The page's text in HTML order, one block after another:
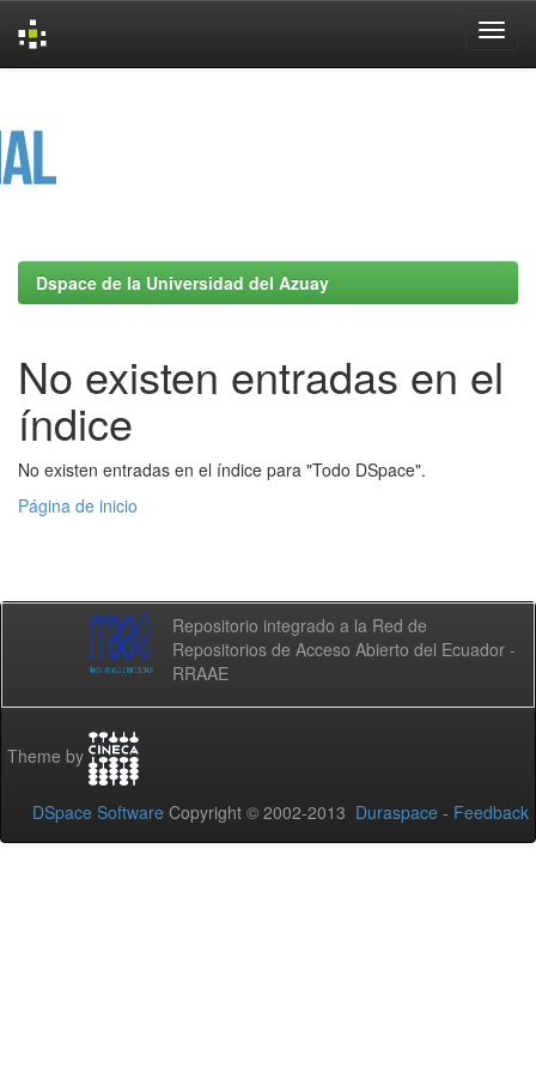
Dspace de la Universidad del Azuay
No existen entradas en el
índice
No existen entradas en el índice para "Todo DSpace".
Página de inicio
Repositorio integrado a la Red de
Repositorios de Acceso Abierto del Ecuador -
RRAAE
Theme by
DSpace Software Copyright © 2002-2013 Duraspace - Feedback